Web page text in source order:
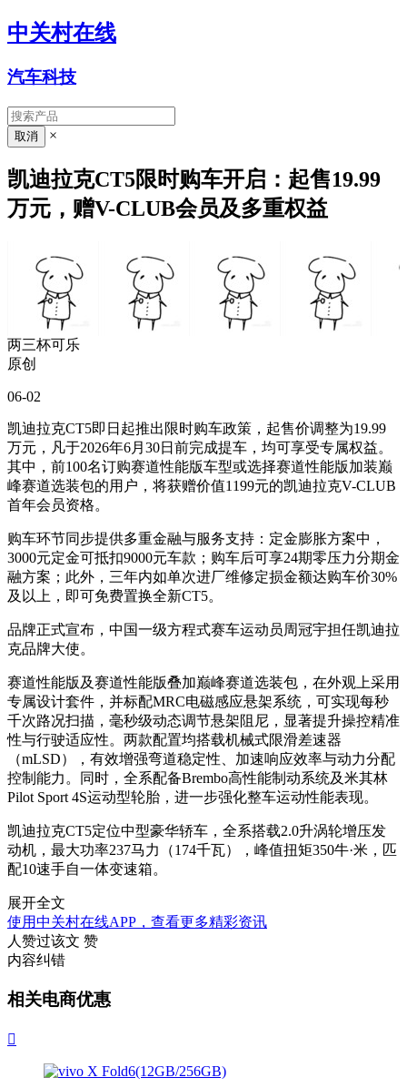
中关村在线
汽车科技
×
凯迪拉克CT5限时购车开启：起售19.99
万元，赠V-CLUB会员及多重权益
两三杯可乐
原创
06-02
凯迪拉克CT5即日起推出限时购车政策，起售价调整为19.99
万元，凡于2026年6月30日前完成提车，均可享受专属权益。
其中，前100名订购赛道性能版车型或选择赛道性能版加装巅
峰赛道选装包的用户，将获赠价值1199元的凯迪拉克V-CLUB
首年会员资格。
购车环节同步提供多重金融与服务支持：定金膨胀方案中，
3000元定金可抵扣9000元车款；购车后可享24期零压力分期金
融方案；此外，三年内如单次进厂维修定损金额达购车价30%
及以上，即可免费置换全新CT5。
品牌正式宣布，中国一级方程式赛车运动员周冠宇担任凯迪拉
克品牌大使。
赛道性能版及赛道性能版叠加巅峰赛道选装包，在外观上采用
专属设计套件，并标配MRC电磁感应悬架系统，可实现每秒
千次路况扫描，毫秒级动态调节悬架阻尼，显著提升操控精准
性与行驶适应性。两款配置均搭载机械式限滑差速器
（mLSD），有效增强弯道稳定性、加速响应效率与动力分配
控制能力。同时，全系配备Brembo高性能制动系统及米其林
Pilot Sport 4S运动型轮胎，进一步强化整车运动性能表现。
凯迪拉克CT5定位中型豪华轿车，全系搭载2.0升涡轮增压发
动机，最大功率237马力（174千瓦），峰值扭矩350牛·米，匹
配10速手自一体变速箱。
展开全文
使用中关村在线APP，查看更多精彩资讯
人赞过该文 赞
内容纠错
相关电商优惠
